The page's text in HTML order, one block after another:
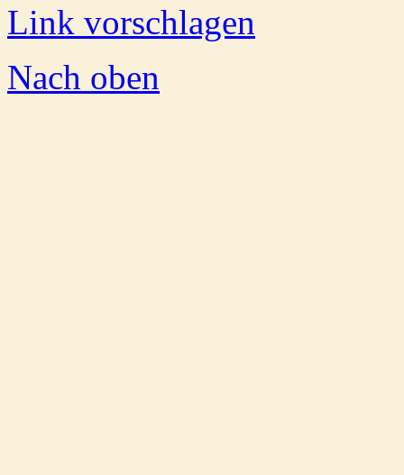
Link vorschlagen
Nach oben